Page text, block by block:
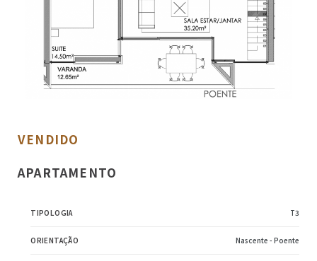
VENDIDO
APARTAMENTO
TIPOLOGIA T3
ORIENTAÇÃO Nascente - Poente